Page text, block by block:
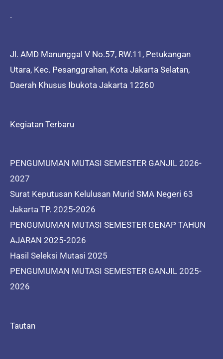
.
Jl. AMD Manunggal V No.57, RW.11, Petukangan
Utara, Kec. Pesanggrahan, Kota Jakarta Selatan,
Daerah Khusus Ibukota Jakarta 12260
Kegiatan Terbaru
PENGUMUMAN MUTASI SEMESTER GANJIL 2026-
2027
Surat Keputusan Kelulusan Murid SMA Negeri 63
Jakarta TP. 2025-2026
PENGUMUMAN MUTASI SEMESTER GENAP TAHUN
AJARAN 2025-2026
Hasil Seleksi Mutasi 2025
PENGUMUMAN MUTASI SEMESTER GANJIL 2025-
2026
Tautan